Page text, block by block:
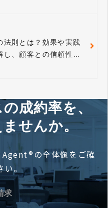
法則とは？効果や実践
し、顧客との信頼性を
成約率を、
せんか。
の全体像をご確
い。
求